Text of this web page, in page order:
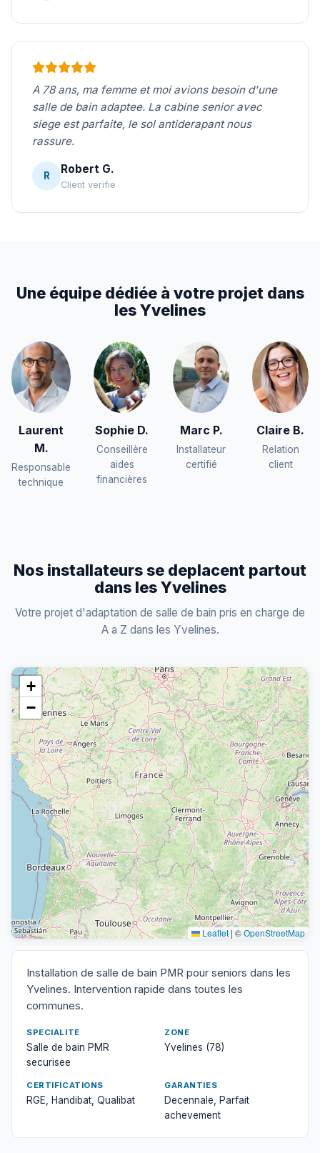
A 78 ans, ma femme et moi avions besoin d'une
salle de bain adaptee. La cabine senior avec
siege est parfaite, le sol antiderapant nous
rassure.
R Robert G.
Client verifie
Une équipe dédiée à votre projet dans
les Yvelines
Laurent
M.
Responsable
technique
Sophie D.
Conseillère
aides
financières
Marc P.
Installateur
certifié
Claire B.
Relation
client
Nos installateurs se deplacent partout
dans les Yvelines
Votre projet d'adaptation de salle de bain pris en charge de
A a Z dans les Yvelines.
+
−
Leaflet | ©OpenStreetMap
Installation de salle de bain PMR pour seniors dans les
Yvelines. Intervention rapide dans toutes les
communes.
SPECIALITE
Salle de bain PMR
securisee
ZONE
Yvelines (78)
CERTIFICATIONS
RGE, Handibat, Qualibat
GARANTIES
Decennale, Parfait
achevement